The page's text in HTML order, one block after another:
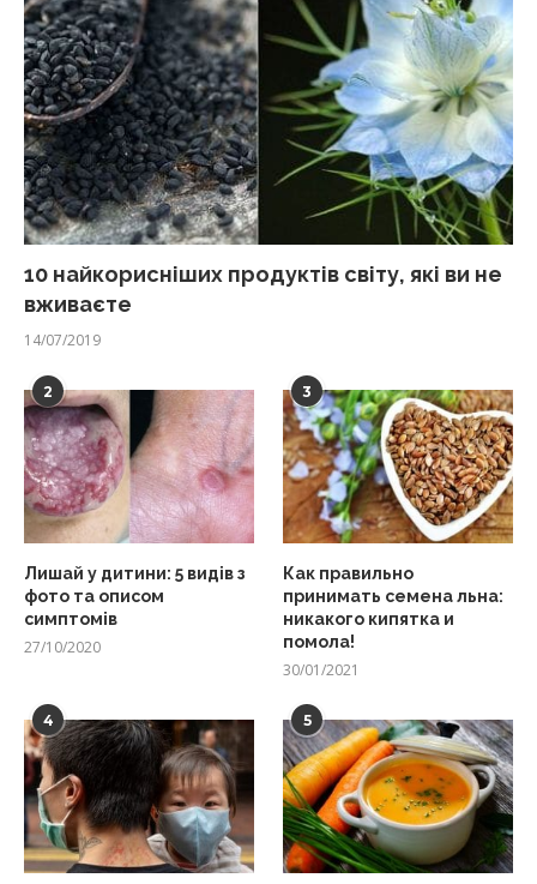
10 найкорисніших продуктів світу, які ви не
вживаєте
14/07/2019
2
Лишай у дитини: 5 видів з
фото та описом
симптомів
27/10/2020
3
Как правильно
принимать семена льна:
никакого кипятка и
помола!
30/01/2021
4 5